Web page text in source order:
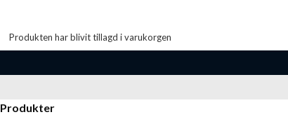
Produkten har blivit tillagd i varukorgen
Produkter